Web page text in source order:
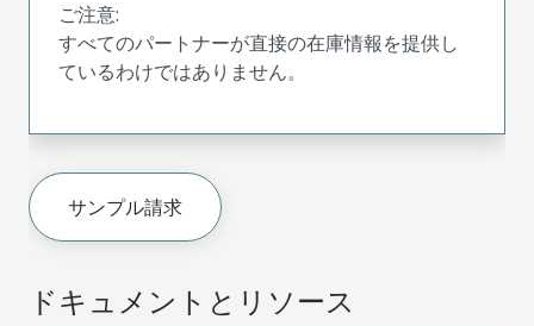
ドキュメントとリソース
ご注意:
すべてのパートナーが直接の在庫情報を提供し
ているわけではありません。
サンプル請求